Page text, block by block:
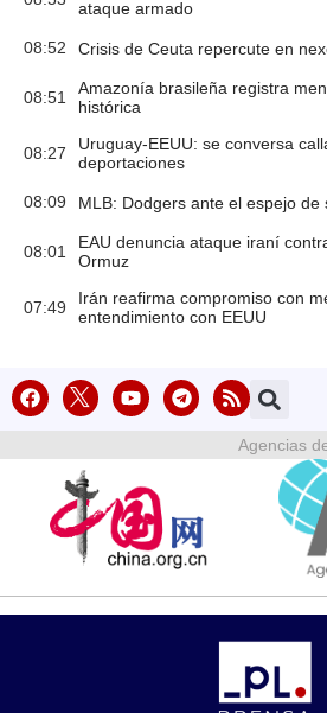
ataque armado
08:52 Crisis de Ceuta repercute en
08:51
Amazonía brasileña registra
histórica
08:27
Uruguay-EEUU: se conversa
deportaciones
08:09 MLB: Dodgers ante el espejo de
08:01
EAU denuncia ataque iraní
Ormuz
07:49
Irán reafirma compromiso con
entendimiento con EEUU
Agencias